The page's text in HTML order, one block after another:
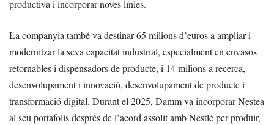
productiva i incorporar noves línies.
La companyia també va destinar 65 milions d’euros a ampliar i
modernitzar la seva capacitat industrial, especialment en envasos
retornables i dispensadors de producte, i 14 milions a recerca,
desenvolupament i innovació, desenvolupament de producte i
transformació digital. Durant el 2025, Damm va incorporar Nestea
al seu portafolis després de l’acord assolit amb Nestlé per produir,